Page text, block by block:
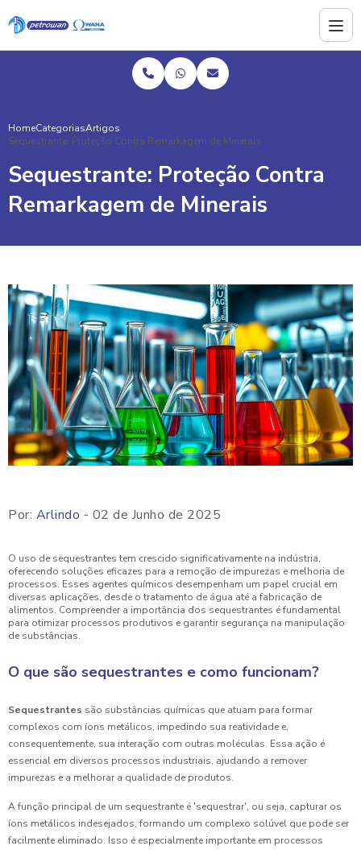
HomeCategoriasArtigos
Sequestrante: Proteção Contra Remarkagem de Minerais
Sequestrante: Proteção Contra
Remarkagem de Minerais
Por: Arlindo - 02 de Junho de 2025
O uso de sequestrantes tem crescido significativamente na indústria,
oferecendo soluções eficazes para a remoção de impurezas e melhoria de
processos. Esses agentes químicos desempenham um papel crucial em
diversas aplicações, desde o tratamento de água até a fabricação de
alimentos. Compreender a importância dos sequestrantes é fundamental
para otimizar processos produtivos e garantir segurança na manipulação
de substâncias.
O que são sequestrantes e como funcionam?
Sequestrantes são substâncias químicas que atuam para formar
complexos com íons metálicos, impedindo sua reatividade e,
consequentemente, sua interação com outras moléculas. Essa ação é
essencial em diversos processos industriais, ajudando a remover
impurezas e a melhorar a qualidade de produtos.
A função principal de um sequestrante é 'sequestrar', ou seja, capturar os
íons metálicos indesejados, formando um complexo solúvel que pode ser
facilmente eliminado. Isso é especialmente importante em processos